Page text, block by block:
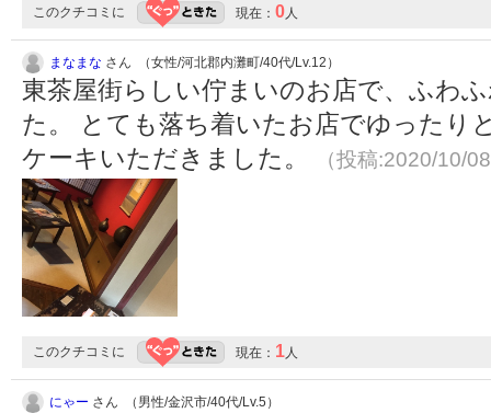
このクチコミに 現在： 0人
まなまな さん （女性/河北郡内灘町/40代/Lv.12）
東茶屋街らしい佇まいのお店で、ふわ
た。 とても落ち着いたお店でゆったり
ケーキいただきました。
（投稿:2020/10/
このクチコミに 現在： 1人
にゃー さん （男性/金沢市/40代/Lv.5）